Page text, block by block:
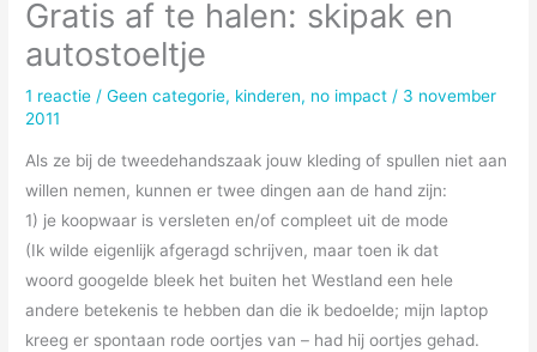
Gratis af te halen: skipak en
autostoeltje
1 reactie /Geen categorie, kinderen, no impact / 3 november
2011
Als ze bij de tweedehandszaak jouw kleding of spullen niet aan
willen nemen, kunnen er twee dingen aan de hand zijn:
1) je koopwaar is versleten en/of compleet uit de mode
(Ik wilde eigenlijk afgeragd schrijven, maar toen ik dat
woord googelde bleek het buiten het Westland een hele
andere betekenis te hebben dan die ik bedoelde; mijn laptop
kreeg er spontaan rode oortjes van – had hij oortjes gehad.